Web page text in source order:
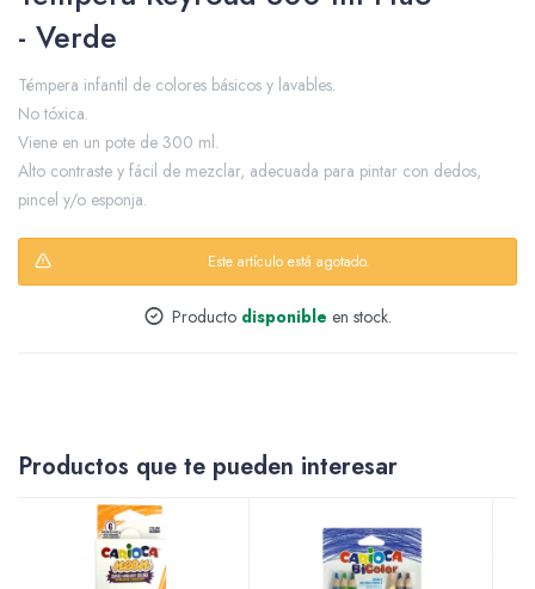
- Verde
Témpera infantil de colores básicos y lavables.
No tóxica.
Viene en un pote de 300 ml.
Alto contraste y fácil de mezclar, adecuada para pintar con dedos,
pincel y/o esponja.
Este artículo está agotado.
Producto disponible en stock.
Productos que te pueden interesar
Packing y Regalaría
Perfumería
Accesorios